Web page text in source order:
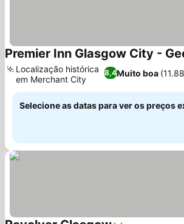
Premier Inn Glasgow City -
8,4Muito boa
Localização histórica
em Merchant City
Selecione as datas para ver os preços